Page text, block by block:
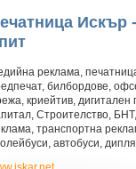
Искър
реклама,
билбордове,
криейтив, дигитален
Строителство,
транспортна
автобуси,